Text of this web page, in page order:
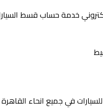
خدمة حساب قسط
في جميع انحاء القاهرة